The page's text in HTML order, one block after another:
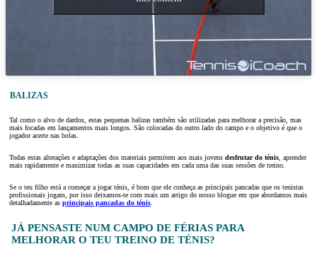
BALIZAS
Tal como o alvo de dardos, estas pequenas balizas também são utilizadas para melhorar a precisão, mas
mais focadas em lançamentos mais longos. São colocadas do outro lado do campo e o objetivo é que o
jogador acerte nas bolas.
Todas estas alterações e adaptações dos materiais permitem aos mais jovens desfrutar do ténis , aprender
mais rapidamente e maximizar todas as suas capacidades em cada uma das suas sessões de treino.
Se o teu filho está a começar a jogar ténis, é bom que ele conheça as principais pancadas que os tenistas
profissionais jogam, por isso deixamos-te com mais um artigo do nosso blogue em que abordamos mais
detalhadamente as principais pancadas do ténis
JÁ PENSASTE NUM CAMPO DE FÉRIAS PARA
MELHORAR O TEU TREINO DE TÉNIS?